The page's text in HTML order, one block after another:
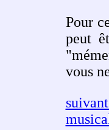
Pour
peut
vous